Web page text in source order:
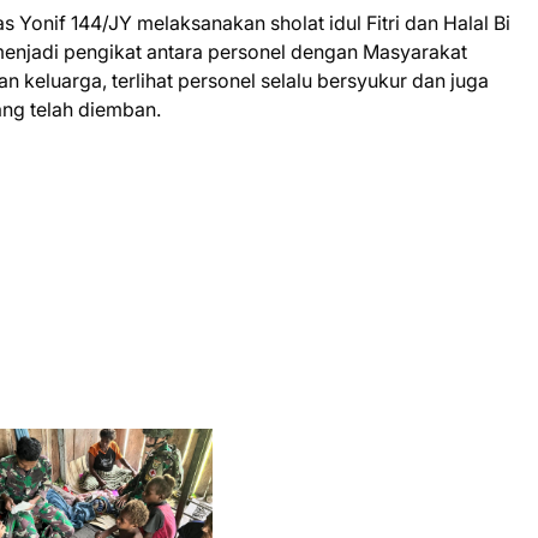
Yonif 144/JY melaksanakan sholat idul Fitri dan Halal Bi
pengikat antara personel dengan Masyarakat
keluarga, terlihat personel selalu bersyukur dan juga
telah diemban.